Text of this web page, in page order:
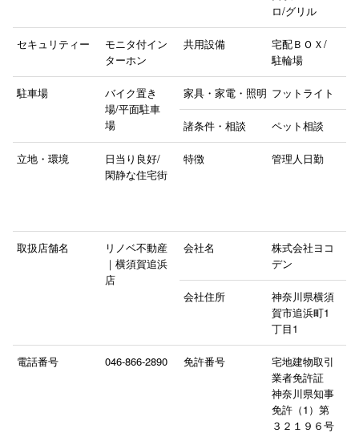
ロ/グリル
セキュリティー
モニタ付イン
ターホン
共用設備
宅配ＢＯＸ/
駐輪場
駐車場
バイク置き
場/平面駐車
場
家具・家電・照明 フットライト
諸条件・相談 ペット相談
立地・環境
日当り良好/
閑静な住宅街
特徴 管理人日勤
取扱店舗名
リノベ不動産
｜横須賀追浜
店
会社名
株式会社ヨコ
デン
会社住所
神奈川県横須
賀市追浜町1
丁目1
電話番号 046-866-2890 免許番号
宅地建物取引
業者免許証
神奈川県知事
免許（1）第
３２１９６号